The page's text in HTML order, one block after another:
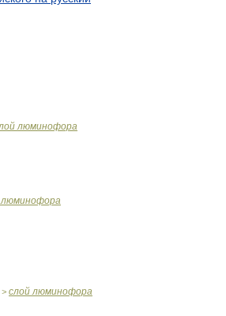
люминофора
люминофора
> слой люминофора